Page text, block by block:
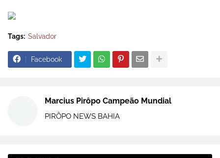
Tags: Salvador
Facebook
Marcius Pirôpo Campeão Mundial
PIRÔPO NEWS BAHIA